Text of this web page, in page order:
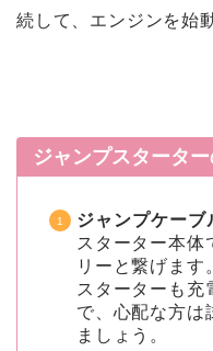
続して、エンジンを始
ジャンプスタータ
ジャンプケーブ
スターター本体
リーと繋げます。
スターターも充
で、心配な方は
ましょう。